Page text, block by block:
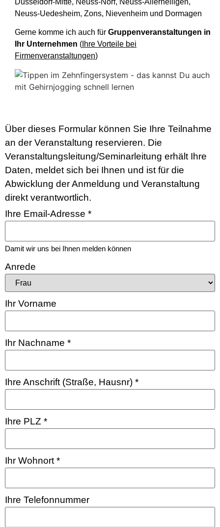
Düsseldorf-Mitte, Neuss-Norf, Neuss-Allerheiligen,
Neuss-Uedesheim, Zons, Nievenheim und Dormagen
Gerne komme ich auch für Gruppenveranstaltungen in
Ihr Unternehmen ( Ihre Vorteile bei
Firmenveranstaltungen)
Über dieses Formular können Sie Ihre Teilnahme
an der Veranstaltung reservieren. Die
Veranstaltungsleitung/Seminarleitung erhält Ihre
Daten, meldet sich bei Ihnen und ist für die
Abwicklung der Anmeldung und Veranstaltung
direkt verantwortlich.
Ihre Email-Adresse *
Damit wir uns bei Ihnen melden können
Anrede
Ihr Vorname
Ihr Nachname *
Ihre Anschrift (Straße, Hausnr) *
Ihre PLZ *
Ihr Wohnort *
Ihre Telefonnummer